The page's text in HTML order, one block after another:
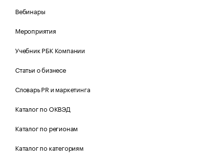
Вебинары
Мероприятия
Учебник РБК Компании
Статьи о бизнесе
Словарь PR и маркетинга
Каталог по ОКВЭД
Каталог по регионам
Каталог по категориям